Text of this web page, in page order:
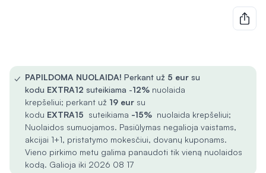
✓ PAPILDOMA NUOLAIDA! Perkant už 5 eur su
kodu EXTRA12 suteikiama -12% nuolaida
krepšeliui; perkant už 19 eur su
kodu EXTRA15 suteikiama -15% nuolaida krepšeliui;
Nuolaidos sumuojamos. Pasiūlymas negalioja vaistams,
akcijai 1+1, pristatymo mokesčiui, dovanų kuponams.
Vieno pirkimo metu galima panaudoti tik vieną nuolaidos
kodą. Galioja iki 2026 08 17